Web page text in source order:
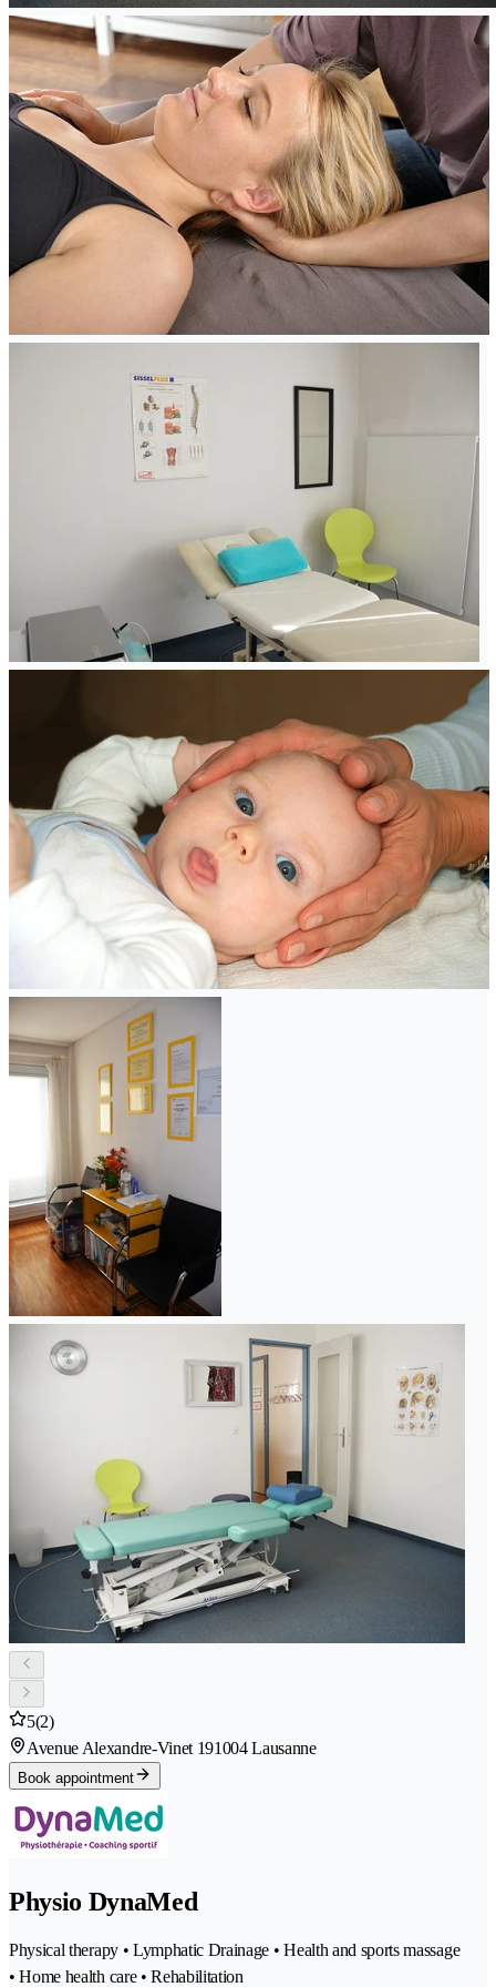
5(2)
Avenue Alexandre-Vinet 191004 Lausanne
Book appointment
Physio DynaMed
Physical therapy • Lymphatic Drainage • Health and sports massage
• Home health care • Rehabilitation